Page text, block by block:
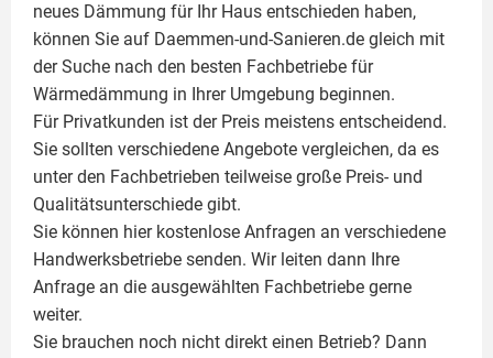
neues Dämmung für Ihr Haus entschieden haben,
können Sie auf Daemmen-und-Sanieren.de gleich mit
der Suche nach den besten Fachbetriebe für
Wärmedämmung in Ihrer Umgebung beginnen.
Für Privatkunden ist der Preis meistens entscheidend.
Sie sollten verschiedene Angebote vergleichen, da es
unter den Fachbetrieben teilweise große Preis- und
Qualitätsunterschiede gibt.
Sie können hier kostenlose Anfragen an verschiedene
Handwerksbetriebe senden. Wir leiten dann Ihre
Anfrage an die ausgewählten Fachbetriebe gerne
weiter.
Sie brauchen noch nicht direkt einen Betrieb? Dann